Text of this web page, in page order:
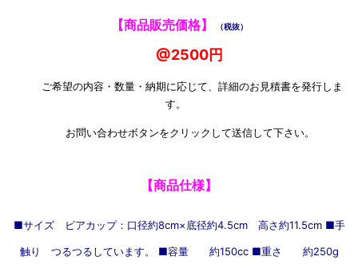
【商品販売価格】 （税抜）
@2500円
ご希望の内容・数量・納期に応じて、詳細のお見積書を発行しま
す。
お問い合わせボタンをクリックして送信して下さい。
【商品仕様】
■サイズ ビアカップ：口径約8cm×底径約4.5cm 高さ約11.5cm ■手
触り つるつるしています。 ■容量 約150cc ■重さ 約250g